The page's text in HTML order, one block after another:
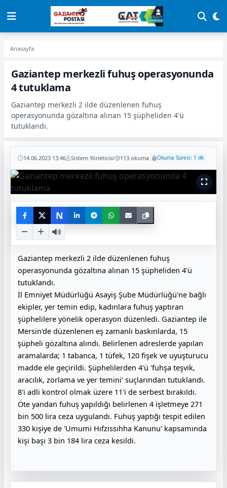
Anasayfa
Gaziantep merkezli fuhuş operasyonunda
4 tutuklama
Gaziantep merkezli 2 ilde düzenlenen fuhuş
operasyonunda gözaltına alınan 15 şüpheliden 4'ü
tutuklandı.
14.06.2023 13:46 Sistem Yöneticisi 113 okuma Okuma Süresi: 1 dk
N
Gaziantep merkezli 2 ilde düzenlenen fuhuş
operasyonunda gözaltına alınan 15 şüpheliden 4'ü
tutuklandı.
İl Emniyet Müdürlüğü Asayiş Şube Müdürlüğü'ne bağlı
ekipler, yer temin edip, kadınlara fuhuş yaptıran
şüphelilere yönelik operasyon düzenledi. Gaziantep ile
Mersin'de düzenlenen eş zamanlı baskınlarda, 15
şüpheli gözaltına alındı. Belirlenen adreslerde yapılan
aramalarda; 1 tabanca, 1 tüfek, 120 fişek ve uyuşturucu
madde ele geçirildi. Şüphelilerden 4'ü 'fuhşa teşvik,
aracılık, zorlama ve yer temini' suçlarından tutuklandı.
8'i adli kontrol olmak üzere 11'i de serbest bırakıldı.
Öte yandan fuhuş yapıldığı belirlenen 4 işletmeye 271
bin 500 lira ceza uygulandı. Fuhuş yaptığı tespit edilen
330 kişiye de 'Umumi Hıfzıssıhha Kanunu' kapsamında
kişi başı 3 bin 184 lira ceza kesildi.